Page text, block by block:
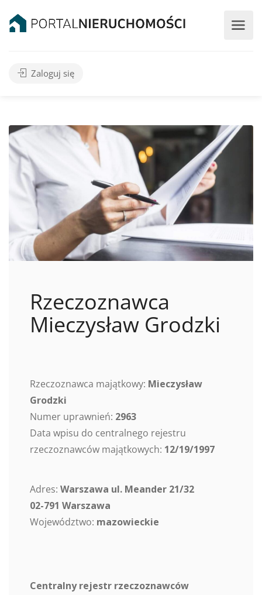
Zaloguj się
Rzeczoznawca
Mieczysław Grodzki
Rzeczoznawca majątkowy: Mieczysław
Grodzki
Numer uprawnień: 2963
Data wpisu do centralnego rejestru
rzeczoznawców majątkowych: 12/19/1997
Adres: Warszawa ul. Meander 21/32
02-791 Warszawa
Województwo: mazowieckie
Centralny rejestr rzeczoznawców